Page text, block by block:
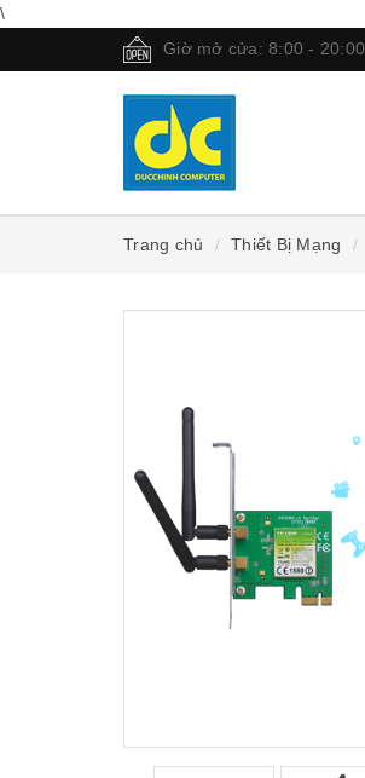
\
Giờ mở cửa: 8:00 - 20:00
Trang chủ Thiết Bị Mạng